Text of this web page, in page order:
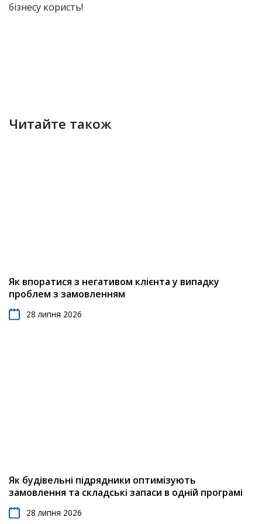
бізнесу користь!
Читайте також
Як впоратися з негативом клієнта у випадку
проблем з замовленням
28 липня 2026
Як будівельні підрядники оптимізують
замовлення та складські запаси в одній програмі
28 липня 2026